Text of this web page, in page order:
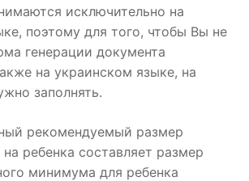
исключительно на
поэтому для того, чтобы Вы не
генерации документа
на украинском языке, на
заполнять.
рекомендуемый размер
ребенка составляет размер
минимума для ребенка